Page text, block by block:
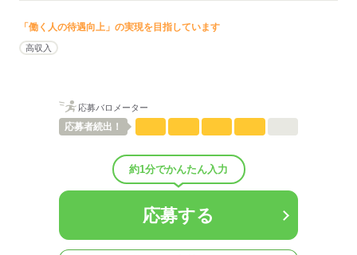
職場の様子
男女比（男5：女5）
平均年齢
応募する
「働く人の待遇向上」の実現を目指しています
高収入
応募バロメーター
応募者続出！
約1分でかんたん入力
応募する